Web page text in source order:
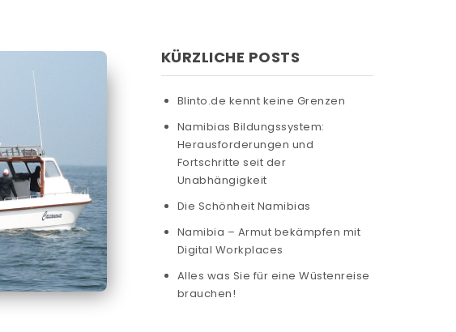
KÜRZLICHE POSTS
Blinto.de kennt keine Grenzen
Namibias Bildungssystem:
Herausforderungen und
Fortschritte seit der
Unabhängigkeit
Die Schönheit Namibias
Namibia – Armut bekämpfen mit
Digital Workplaces
Alles was Sie für eine Wüstenreise
brauchen!